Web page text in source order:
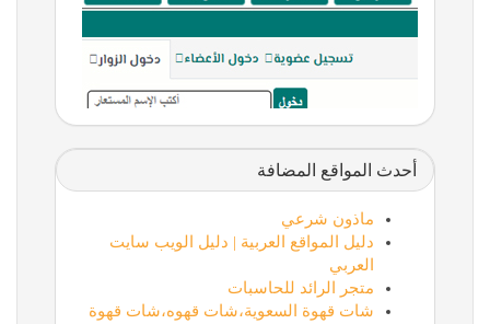
أحدث المواقع المضافة
ماذون شرعي
دليل المواقع العربية | دليل الويب سايت
العربي
متجر الرائد للحاسبات
شات قهوة السعوية،شات قهوه،شات قهوة